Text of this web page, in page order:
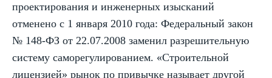
проектирования и инженерных изысканий
отменено с 1 января 2010 года: Федеральный закон
№ 148-ФЗ от 22.07.2008 заменил разрешительную
систему саморегулированием. «Строительной
лицензией» рынок по привычке называет другой